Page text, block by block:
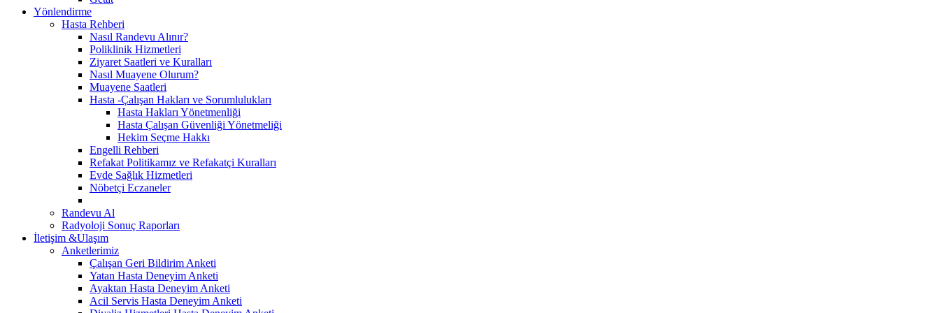
Yönlendirme
Hasta Rehberi
Nasıl Randevu Alınır?
Poliklinik Hizmetleri
Ziyaret Saatleri ve Kuralları
Nasıl Muayene Olurum?
Muayene Saatleri
Hasta -Çalışan Hakları ve Sorumlulukları
Hasta Hakları Yönetmenliği
Hasta Çalışan Güvenliği Yönetmeliği
Hekim Seçme Hakkı
Engelli Rehberi
Refakat Politikamız ve Refakatçi Kuralları
Evde Sağlık Hizmetleri
Nöbetçi Eczaneler
Randevu Al
Radyoloji Sonuç Raporları
İletişim &Ulaşım
Anketlerimiz
Çalışan Geri Bildirim Anketi
Yatan Hasta Deneyim Anketi
Ayaktan Hasta Deneyim Anketi
Acil Servis Hasta Deneyim Anketi